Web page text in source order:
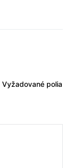
Vyžadované polia